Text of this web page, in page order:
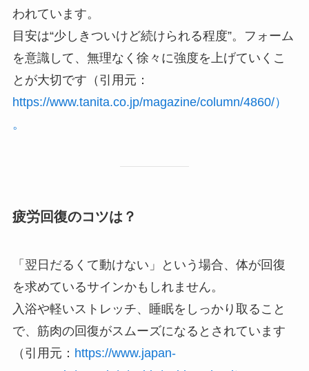
われています。
目安は“少しきついけど続けられる程度”。フォーム
を意識して、無理なく徐々に強度を上げていくこ
とが大切です（引用元：
https://www.tanita.co.jp/magazine/column/4860/）
。
疲労回復のコツは？
「翌日だるくて動けない」という場合、体が回復
を求めているサインかもしれません。
入浴や軽いストレッチ、睡眠をしっかり取ること
で、筋肉の回復がスムーズになるとされています
（引用元： https://www.japan-